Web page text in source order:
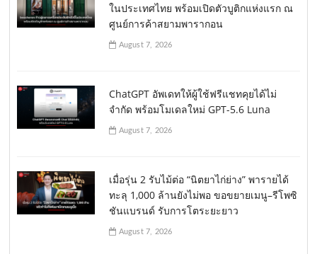
ในประเทศไทย พร้อมเปิดตัวบูติกแห่งแรก ณ
ศูนย์การค้าสยามพารากอน
August 7, 2026
ChatGPT อัพเดทให้ผู้ใช้ฟรีแชทคุยได้ไม่
จำกัด พร้อมโมเดลใหม่ GPT-5.6 Luna
August 7, 2026
เมื่อรุ่น 2 รับไม้ต่อ “นิตยาไก่ย่าง” พารายได้
ทะลุ 1,000 ล้านยังไม่พอ ขอขยายเมนู–รีโพซิ
ชันแบรนด์ รับการโตระยะยาว
August 7, 2026